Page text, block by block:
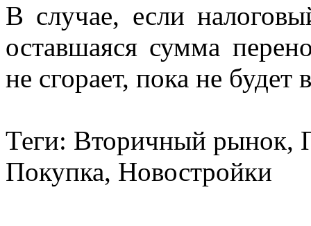
В случае, если
оставшаяся сумма
не сгорает, пока не
Теги: Вторичный рынок,
Покупка, Новостройки